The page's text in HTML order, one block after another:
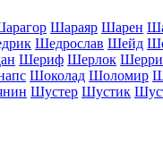
Шараяр Шарен
Шедрослав Шейд
Шериф Шерлок Шерри
Шоколад Шоломир
Шустер Шустик